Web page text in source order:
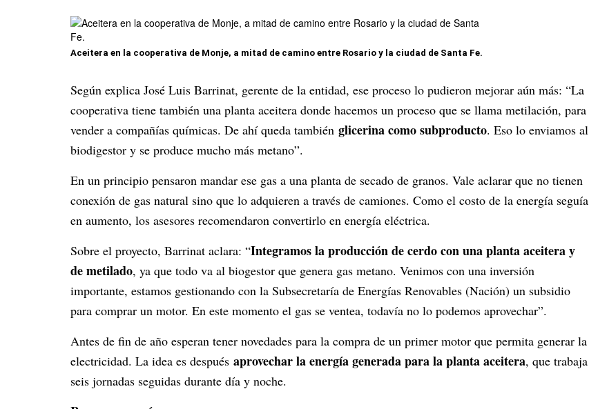
Aceitera en la cooperativa de Monje, a mitad de camino entre Rosario y la ciudad de Santa Fe.
Según explica José Luis Barrinat, gerente de la entidad, ese proceso lo pudieron mejorar aún más: “La
cooperativa tiene también una planta aceitera donde hacemos un proceso que se llama metilación, para
vender a compañías químicas. De ahí queda también glicerina como subproducto. Eso lo enviamos al
biodigestor y se produce mucho más metano”.
En un principio pensaron mandar ese gas a una planta de secado de granos. Vale aclarar que no tienen
conexión de gas natural sino que lo adquieren a través de camiones. Como el costo de la energía seguía
en aumento, los asesores recomendaron convertirlo en energía eléctrica.
Sobre el proyecto, Barrinat aclara: “Integramos la producción de cerdo con una planta aceitera y
de metilado, ya que todo va al biogestor que genera gas metano. Venimos con una inversión
importante, estamos gestionando con la Subsecretaría de Energías Renovables (Nación) un subsidio
para comprar un motor. En este momento el gas se ventea, todavía no lo podemos aprovechar”.
Antes de fin de año esperan tener novedades para la compra de un primer motor que permita generar la
electricidad. La idea es después aprovechar la energía generada para la planta aceitera, que trabaja
seis jornadas seguidas durante día y noche.